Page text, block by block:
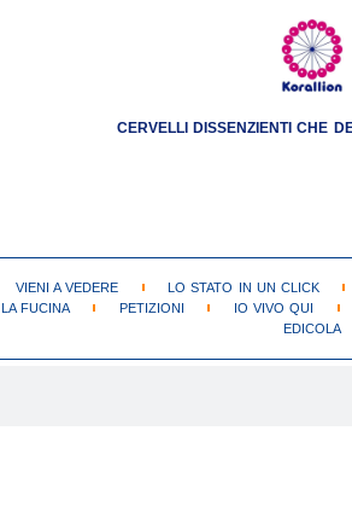
CERVELLI DISSENZIENTI CHE
VIENI A VEDERE LO STATO IN UN CLICK
LA FUCINA PETIZIONI IO VIVO QUI
EDICOLA